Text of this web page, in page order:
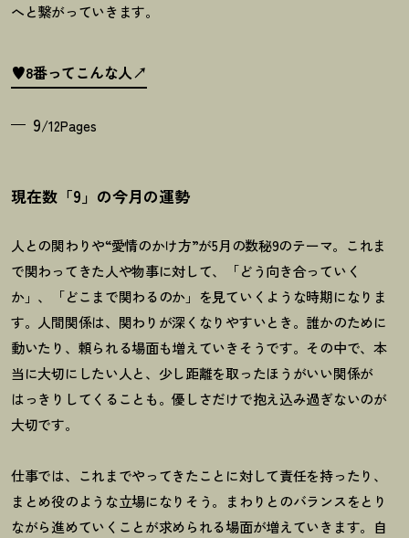
へと繋がっていきます。
♥8番ってこんな人
9/12Pages
現在数「9」の今月の運勢
人との関わりや“愛情のかけ方”が5月の数秘9のテーマ。これま
で関わってきた人や物事に対して、「どう向き合っていく
か」、「どこまで関わるのか」を見ていくような時期になりま
す。人間関係は、関わりが深くなりやすいとき。誰かのために
動いたり、頼られる場面も増えていきそうです。その中で、本
当に大切にしたい人と、少し距離を取ったほうがいい関係が
はっきりしてくることも。優しさだけで抱え込み過ぎないのが
大切です。
仕事では、これまでやってきたことに対して責任を持ったり、
まとめ役のような立場になりそう。まわりとのバランスをとり
ながら進めていくことが求められる場面が増えていきます。自